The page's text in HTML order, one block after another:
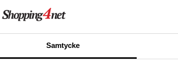
Samtycke
Tuotetieto
iholle. Huolellisesti valitut ainesosat tarjoavat tehokkaan